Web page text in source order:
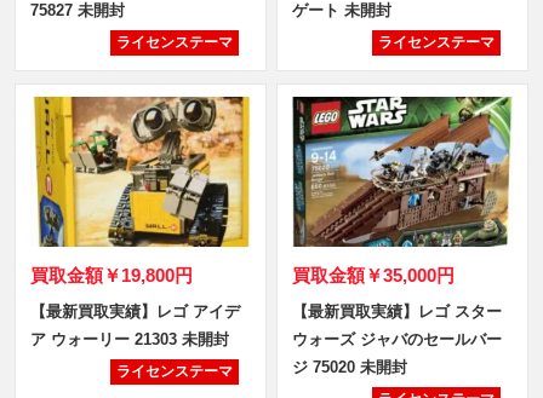
75827 未開封
ライセンステーマ
ゲート 未開封
ライセンステーマ
買取金額￥19,800円
【最新買取実績】レゴ アイデ
ア ウォーリー 21303 未開封
ライセンステーマ
買取金額￥35,000円
【最新買取実績】レゴ スター
ウォーズ ジャバのセールバー
ジ 75020 未開封